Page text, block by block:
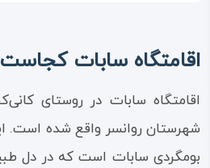
اقامتگاه سابات
اقامتگاه سابات در روستای
شهرستان روانسر واقع شده است.
بومگردی سابات است که در دل